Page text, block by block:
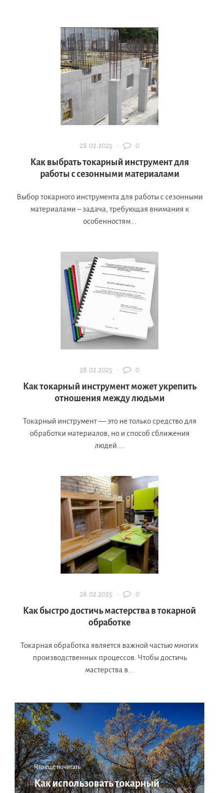
28.02.2025 · 0
Как выбрать токарный инструмент для
работы с сезонными материалами
Выбор токарного инструмента для работы с сезонными
материалами – задача, требующая внимания к
особенностям...
28.02.2025 · 0
Как токарный инструмент может укрепить
отношения между людьми
Токарный инструмент — это не только средство для
обработки материалов, но и способ сближения
людей....
28.02.2025 · 0
Как быстро достичь мастерства в токарной
обработке
Токарная обработка является важной частью многих
производственных процессов. Чтобы достичь
мастерства в...
Что еще почитать:
Как использовать токарный